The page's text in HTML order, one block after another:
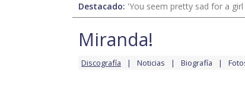
Destacado: 'You seem pretty sad for a
Miranda!
Discografía Noticias Biografía